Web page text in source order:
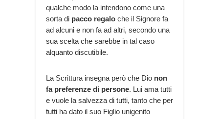
qualche modo la intendono come una
sorta di pacco regalo che il Signore fa
ad alcuni e non fa ad altri, secondo una
sua scelta che sarebbe in tal caso
alquanto discutibile.
La Scrittura insegna però che Dio non
fa preferenze di persone. Lui ama tutti
e vuole la salvezza di tutti, tanto che per
tutti ha dato il suo Figlio unigenito